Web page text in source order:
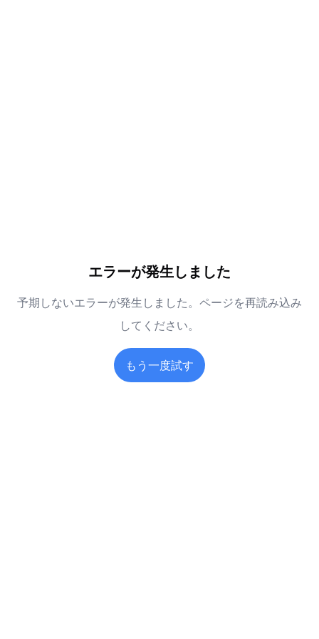
エラーが発生しました
予期しないエラーが発生しました。ページを再読み込み
してください。
もう一度試す